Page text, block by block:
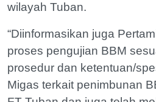
wilayah Tuban.
“Diinformasikan juga
proses pengujian BBM
prosedur dan ketentuan/
Migas terkait penimbunan